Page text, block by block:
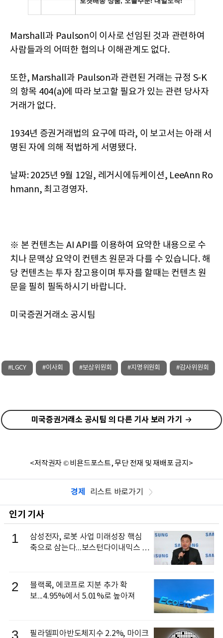
Marshall과 Paulson이 이사로 선임된 것과 관련하여
사람들과의 어떠한 협의나 이해관계도 없다.
또한, Marshall과 Paulson과 관련된 거래는 규정 S-K
의 항목 404(a)에 따라 보고할 필요가 있는 관련 당사자
거래가 없다.
1934년 증권거래법의 요구에 따라, 이 보고서는 아래 서
명된 자에 의해 적법하게 서명됐다.
날짜: 2025년 9월 12일, 레거시에듀케이션, LeeAnn Ro
hmann, 최고경영자.
※ 본 컨텐츠는 AI API를 이용하여 요약한 내용으로 수
치나 문맥상 요약이 컨텐츠 원문과 다를 수 있습니다. 해
당 컨텐츠는 투자 참고용이며 투자를 할때는 컨텐츠 원
문을 필히 필독하시기 바랍니다.
미국증권거래소 공시팀
#LGCY #이사회 #보상위원회 #지명위원회 #감사위원회
미국증권거래소 공시팀 의 다른 기사 보러 가기
<저작권자 © 비욘드포스트, 무단 전재 및 재배포 금지>
경제 리스트 바로가기
인기 기사
1
삼성전자, 로봇 사업 미래성장 핵심
축으로 삼는다...보스턴다이내믹스 출
2
블랙록, 에코프로 지분 추가 확
보...4.95%에서 5.01%로 높아져
3 필라델피아반도체지수 2.2%, 마이크